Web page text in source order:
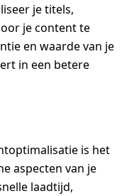
je titels,
je content te
en waarde van je
in een betere
is het
aspecten van je
laadtijd,